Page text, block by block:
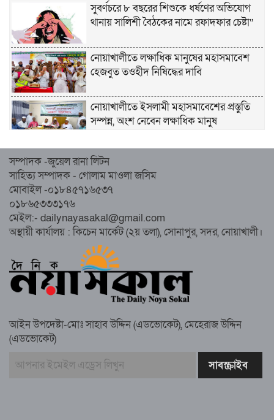
সুবর্ণচরে ৮ বছরের শিশুকে ধর্ষণের অভিযোগ
থানায় সালিশী বৈঠকের নামে রফাদফার চেষ্টা“
নোয়াখালীতে লক্ষাধিক মানুষের মহাসমাবেশ
হেজবুত তওহীদ নিষিদ্ধের দাবি
নোয়াখালীতে ইসলামী মহাসমাবেশের প্রস্তুতি
সম্পন্ন, অংশ নেবেন লক্ষাধিক মানুষ
নোয়াখালীতে ইসলামী ছাত্রশিবিরের ‘অদম্য
জুলাই’ মিছিল
চেয়ারম্যান গ্রেপ্তার
গাউসিয়া কমিটির সম্পাদক কামাল হোসাইনের
স্মরণ সভায় মিলাদ ও দোয়া
কামরুল কাননের ছবি বিকৃত করে অপপ্রচারের
বাংলাদেশ আজ দুই ভাগে বিভক্ত—একটি
সম্পাদক -জুয়েল রানা লিটন
সাহিত্য সম্পাদক - গোলাম মাওলা জসিম
মোবাইল -০১৮৪৫৭১৬৫৩৭
০১৮৬৫৩৩৩১৭৬
মেইল:- dailynayasakal@gmail.com
অস্থায়ী কার্যালয় : কিচেন মার্কেট (২য় তলা), সোনাপুর, সদর, নোয়াখালী।
আইন উপদেষ্টা-মোঃ সাহাব উদ্দিন (এডভোকেট), মেহেরাজ উদ্দিন
(এডভোকেট)